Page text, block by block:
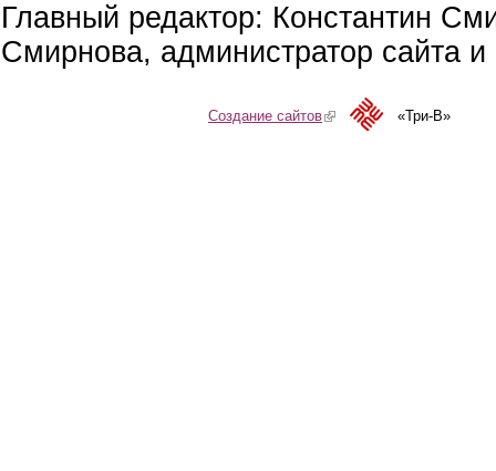
Главный редактор: Константин
Смирнова, администратор сайта
Создание сайтов(link is external)«Три-В»